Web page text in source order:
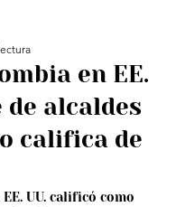
en EE.
de alcaldes
califica de
UU. calificó como